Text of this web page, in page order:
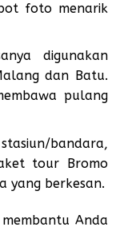
foto menarik
digunakan
dan Batu.
pulang
bandara,
tour Bromo
yang berkesan.
Anda